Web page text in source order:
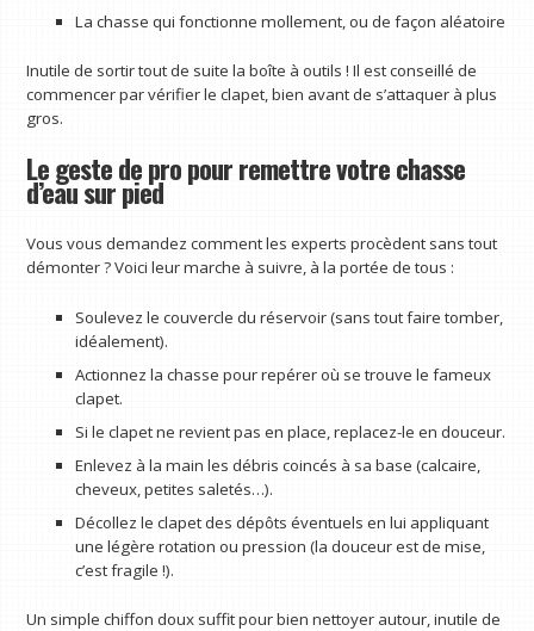
La chasse qui fonctionne mollement, ou de façon aléatoire
Inutile de sortir tout de suite la boîte à outils ! Il est conseillé de
commencer par vérifier le clapet, bien avant de s’attaquer à plus
gros.
Le geste de pro pour remettre votre chasse
d’eau sur pied
Vous vous demandez comment les experts procèdent sans tout
démonter ? Voici leur marche à suivre, à la portée de tous :
Soulevez le couvercle du réservoir (sans tout faire tomber,
idéalement).
Actionnez la chasse pour repérer où se trouve le fameux
clapet.
Si le clapet ne revient pas en place, replacez-le en douceur.
Enlevez à la main les débris coincés à sa base (calcaire,
cheveux, petites saletés…).
Décollez le clapet des dépôts éventuels en lui appliquant
une légère rotation ou pression (la douceur est de mise,
c’est fragile !).
Un simple chiffon doux suffit pour bien nettoyer autour, inutile de